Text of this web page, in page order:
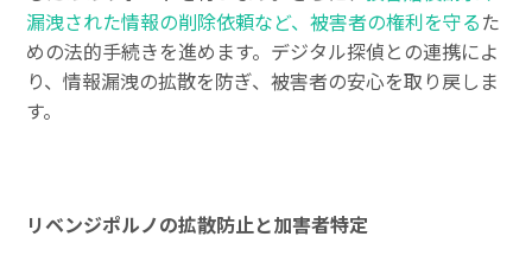
漏洩された情報の削除依頼など、被害者の権利を守るた
めの法的手続きを進めます。デジタル探偵との連携によ
り、情報漏洩の拡散を防ぎ、被害者の安心を取り戻しま
す。
リベンジポルノの拡散防止と加害者特定